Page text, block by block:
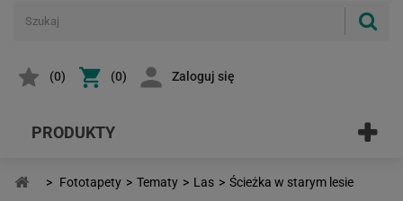
(0) (0) Zaloguj się
PRODUKTY
> Fototapety > Tematy > Las > Ścieżka w starym lesie